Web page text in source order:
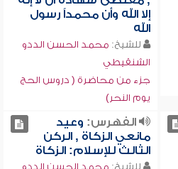
إلا الله وأن محمداً رسول
الله
للشيخ: محمد الحسن الددو
الشنقيطي
جزء من محاضرة ( دروس الحج
يوم النحر)
الفهرس: وعيد
مانعي الزكاة , الركن
الثالث للإسلام: الزكاة
للشيخ: محمد الحسن الددو